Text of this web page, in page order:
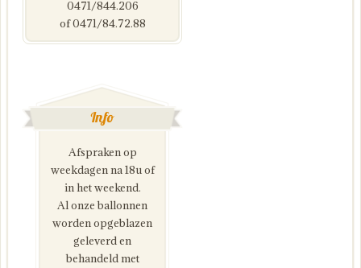
0471/844.206
of 0471/84.72.88
Info
Afspraken op
weekdagen na 18u of
in het weekend.
Al onze ballonnen
worden opgeblazen
geleverd en
behandeld met